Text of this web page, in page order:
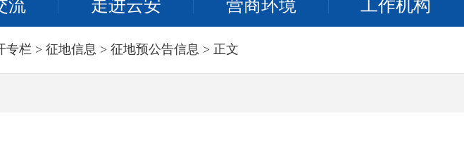
流 走进云安 营商环境 工作机构
专栏 > 征地信息 > 征地预公告信息 > 正文